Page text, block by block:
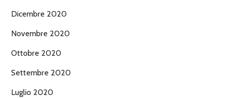
Dicembre 2020
Novembre 2020
Ottobre 2020
Settembre 2020
Luglio 2020